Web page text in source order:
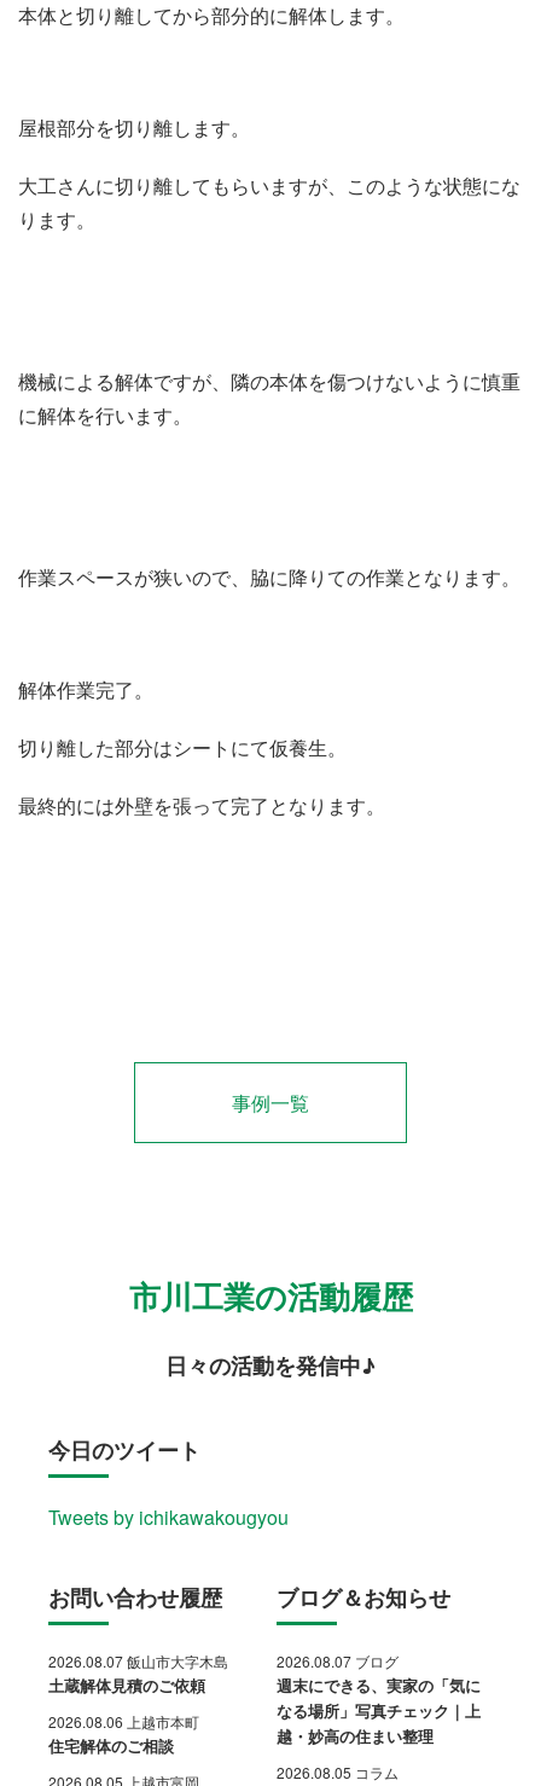
本体と切り離してから部分的に解体します。
屋根部分を切り離します。
大工さんに切り離してもらいますが、このような状態にな
ります。
機械による解体ですが、隣の本体を傷つけないように慎重
に解体を行います。
作業スペースが狭いので、脇に降りての作業となります。
解体作業完了。
切り離した部分はシートにて仮養生。
最終的には外壁を張って完了となります。
事例一覧
市川工業の活動履歴
日々の活動を発信中♪
今日のツイート
Tweets by ichikawakougyou
お問い合わせ履歴
2026.08.07 飯山市大字木島
土蔵解体見積のご依頼
2026.08.06 上越市本町
住宅解体のご相談
2026.08.05 上越市富岡
ブログ＆お知らせ
2026.08.07 ブログ
週末にできる、実家の「気に
なる場所」写真チェック｜上
越・妙高の住まい整理
2026.08.05 コラム